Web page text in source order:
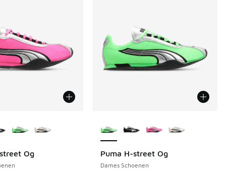
Og Puma H-street Og
Dames Schoenen